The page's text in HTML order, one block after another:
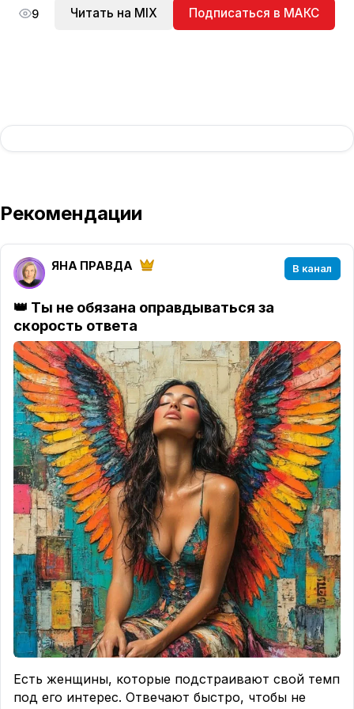
9 Читать на MIX Подписаться в МАКС
Рекомендации
ЯНА ПРАВДА В канал
👑 Ты не обязана оправдываться за
скорость ответа
Есть женщины, которые подстраивают свой темп
под его интерес. Отвечают быстро, чтобы не